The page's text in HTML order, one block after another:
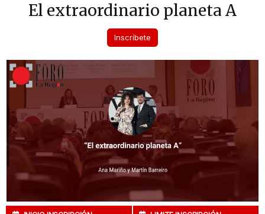
El extraordinario planeta A
Inscríbete